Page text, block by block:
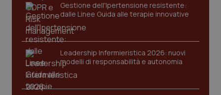
Gestione dell'Ipertensione resistente:
dalle Linee Guida alle terapie innovative
Leadership Infermieristica 2026: nuovi
modelli di responsabilità e autonomia